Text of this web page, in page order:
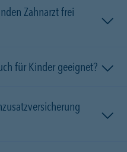
Zahnarzt frei
für Kinder geeignet?